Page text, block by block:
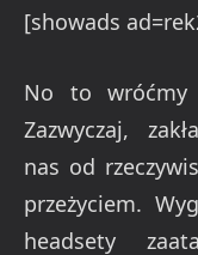
[showads
No to wróćmy
Zazwyczaj,
nas od
przeżyciem.
headsety